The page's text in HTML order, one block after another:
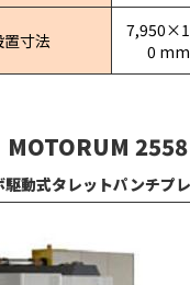
寸法
0 mm
2558
駆動式タレットパンチプ